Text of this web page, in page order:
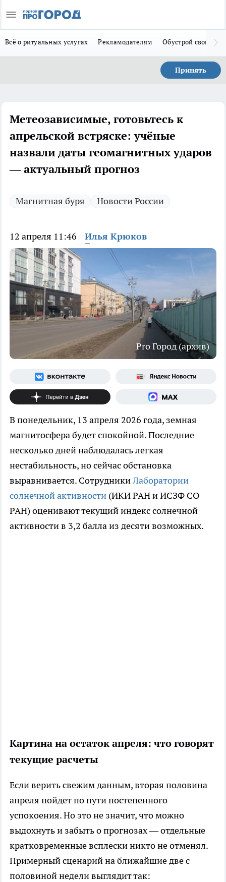
Всё о ритуальных услугах Рекламодателям Обустрой свой дом
Принять
Метеозависимые, готовьтесь к
апрельской встряске: учёные
назвали даты геомагнитных ударов
— актуальный прогноз
Магнитная буря Новости России
12 апреля 11:46 Илья Крюков
Pro Город (архив)
В понедельник, 13 апреля 2026 года, земная
магнитосфера будет спокойной. Последние
несколько дней наблюдалась легкая
нестабильность, но сейчас обстановка
выравнивается. СотрудникиЛаборатории
солнечной активности (ИКИ РАН и ИСЗФ СО
РАН) оценивают текущий индекс солнечной
активности в 3,2 балла из десяти возможных.
Картина на остаток апреля: что говорят
текущие расчеты
Если верить свежим данным, вторая половина
апреля пойдет по пути постепенного
успокоения. Но это не значит, что можно
выдохнуть и забыть о прогнозах — отдельные
кратковременные всплески никто не отменял.
Примерный сценарий на ближайшие две с
половиной недели выглядит так: